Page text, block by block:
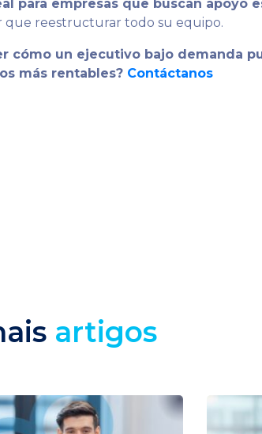
para empresas que buscan apoyo
que reestructurar todo su equipo.
cómo un ejecutivo bajo demanda
más rentables? Contáctanos
artigos